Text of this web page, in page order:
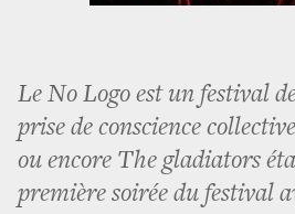
Le No Logo est un festival
prise de conscience
ou encore The gladiators
première soirée du festival